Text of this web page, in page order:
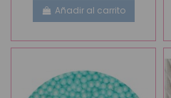
Añadir al carrito